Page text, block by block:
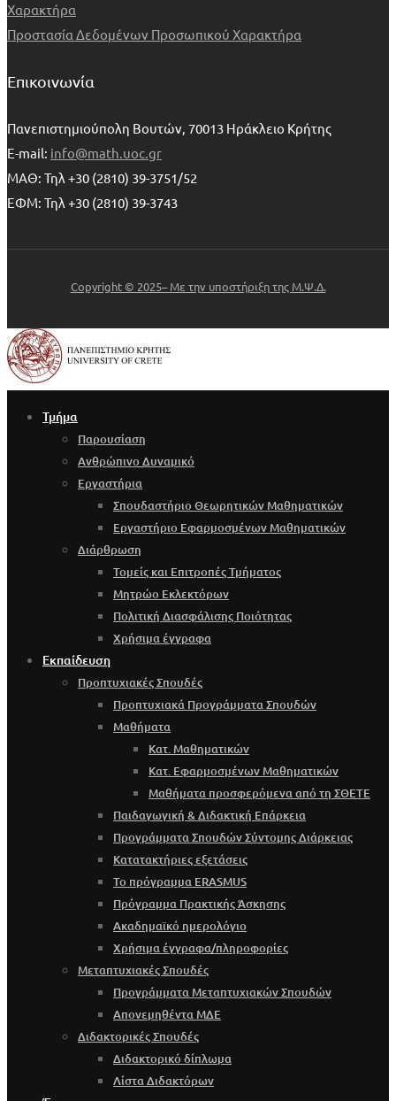
Χαρακτήρα
Προστασία Δεδομένων Προσωπικού Χαρακτήρα
Επικοινωνία
Πανεπιστημιούπολη Βουτών, 70013 Ηράκλειο Κρήτης
E-mail: info@math.uoc.gr
ΜΑΘ: Τηλ +30 (2810) 39-3751/52
ΕΦΜ: Τηλ +30 (2810) 39-3743
Copyright © 2025– Με την υποστήριξη της Μ.Ψ.Δ.
Τμήμα
Παρουσίαση
Ανθρώπινο Δυναμικό
Εργαστήρια
Σπουδαστήριο Θεωρητικών Μαθηματικών
Εργαστήριο Εφαρμοσμένων Μαθηματικών
Διάρθρωση
Τομείς και Επιτροπές Τμήματος
Μητρώο Εκλεκτόρων
Πολιτική Διασφάλισης Ποιότητας
Χρήσιμα έγγραφα
Εκπαίδευση
Προπτυχιακές Σπουδές
Προπτυχιακά Προγράμματα Σπουδών
Μαθήματα
Κατ. Μαθηματικών
Κατ. Εφαρμοσμένων Μαθηματικών
Μαθήματα προσφερόμενα από τη ΣΘΕΤΕ
Παιδαγωγική & Διδακτική Επάρκεια
Προγράμματα Σπουδών Σύντομης Διάρκειας
Κατατακτήριες εξετάσεις
Το πρόγραμμα ERASMUS
Πρόγραμμα Πρακτικής Άσκησης
Ακαδημαϊκό ημερολόγιο
Χρήσιμα έγγραφα/πληροφορίες
Μεταπτυχιακές Σπουδές
Προγράμματα Μεταπτυχιακών Σπουδών
Απονεμηθέντα ΜΔΕ
Διδακτορικές Σπουδές
Διδακτορικό δίπλωμα
Λίστα Διδακτόρων